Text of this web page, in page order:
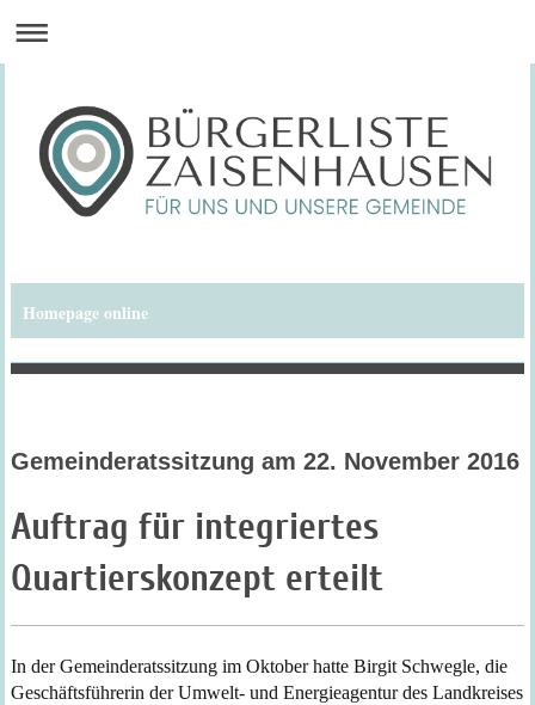
Homepage online
Bürgerliste Zaisenhausen
Gemeinderatssitzung am 22. November 2016
Auftrag für integriertes
Quartierskonzept erteilt
In der Gemeinderatssitzung im Oktober hatte Birgit Schwegle, die
Geschäftsführerin der Umwelt- und Energieagentur des Landkreises